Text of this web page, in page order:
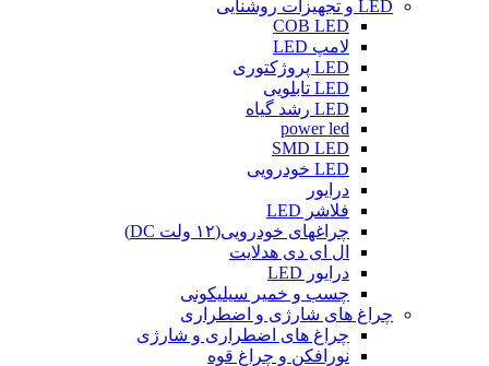
LED و تجهیزات روشنایی
COB LED
لامپ LED
LED پروژکتوری
LED تابلویی
LED رشد گیاه
power led
SMD LED
LED خودرویی
درایور
فلاشر LED
چراغهای خودرویی(۱۲ ولت DC)
ال ای دی هدلایت
درایور LED
چسب و خمیر سیلیکونی
چراغ های شارژی و اضطراری
چراغ های اضطراری و شارژی
نورافکن و چراغ قوه